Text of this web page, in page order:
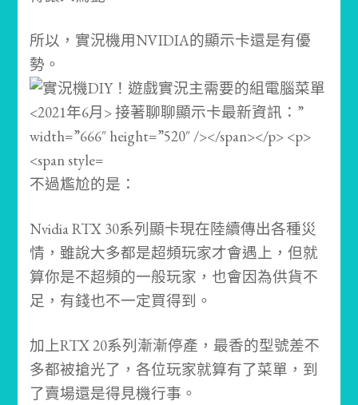
所以，實況機用NVIDIA的顯示卡還是有優
勢。
不過尷尬的是：
Nvidia RTX 30系列顯卡現在陸續傳出各種災
情，雖說大多都是超頻玩家才會遇上，但就
算你是不超頻的一般玩家，也會因為供貨不
足，有錢也不一定買得到。
加上RTX 20系列漸漸停產，最香的型號差不
多都被搶光了，各位玩家就算有了菜單，到
了賣場還是得見機行事。